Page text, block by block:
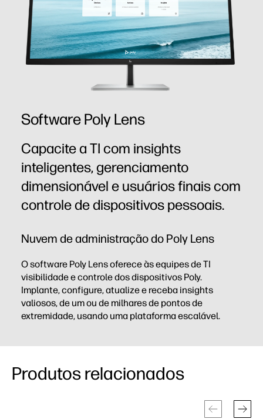
Software Poly Lens
Capacite a TI com insights
inteligentes, gerenciamento
dimensionável e usuários finais com
controle de dispositivos pessoais.
Nuvem de administração do Poly Lens
O software Poly Lens oferece às equipes de TI
visibilidade e controle dos dispositivos Poly.
Implante, configure, atualize e receba insights
valiosos, de um ou de milhares de pontos de
extremidade, usando uma plataforma escalável.
Produtos relacionados